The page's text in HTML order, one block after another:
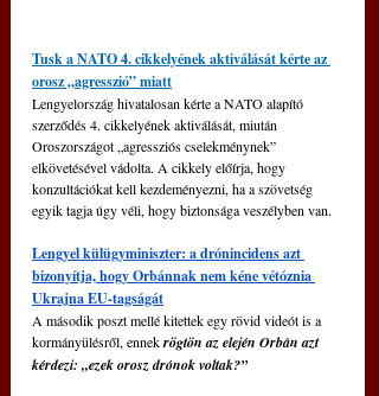
Tusk a NATO 4. cikkelyének aktiválását kérte az
orosz „agresszió” miatt
Lengyelország hivatalosan kérte a NATO alapító
szerződés 4. cikkelyének aktiválását, miután
Oroszországot „agressziós cselekménynek”
elkövetésével vádolta. A cikkely előírja, hogy
konzultációkat kell kezdeményezni, ha a szövetség
egyik tagja úgy véli, hogy biztonsága veszélyben van.
Lengyel külügyminiszter: a drónincidens azt
bizonyítja, hogy Orbánnak nem kéne vétóznia
Ukrajna EU-tagságát
A második poszt mellé kitettek egy rövid videót is a
kormányülésről, ennek rögtön az elején Orbán azt
kérdezi: „ezek orosz drónok voltak?”